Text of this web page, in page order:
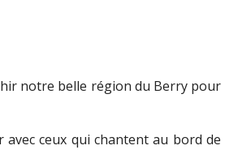
notre belle région du Berry pour
avec ceux qui chantent au bord de